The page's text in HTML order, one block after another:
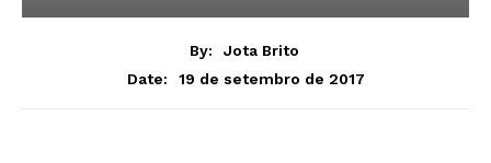
By:
Jota Brito
Date:
19 de setembro de 2017